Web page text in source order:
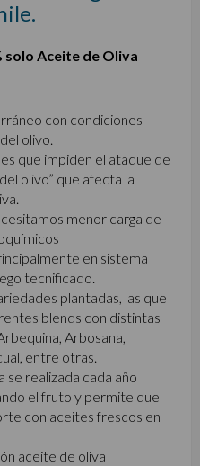
solo Aceite de Oliva
con condiciones
olivo.
que impiden el ataque de
olivo” que afecta la
menor carga de
en sistema
tecnificado.
plantadas, las que
blends con distintas
Arbosana,
entre otras.
se realizada cada año
el fruto y permite que
con aceites frescos en
aceite de oliva